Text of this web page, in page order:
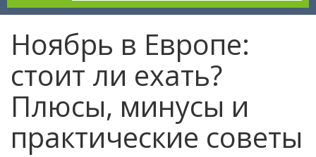
Ноябрь в Европе:
стоит ли ехать?
Плюсы, минусы и
практические советы